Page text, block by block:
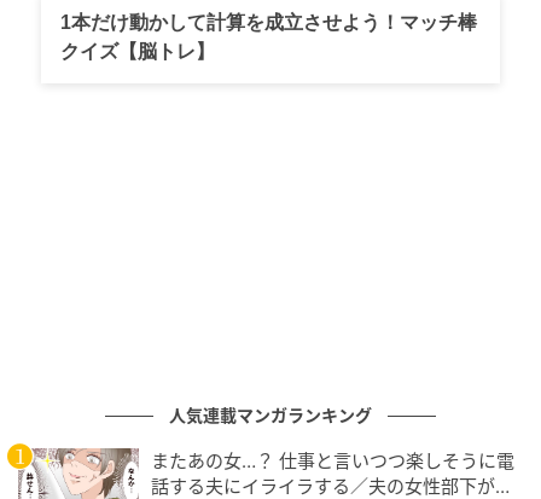
1本だけ動かして計算を成立させよう！マッチ棒
クイズ【脳トレ】
人気連載マンガランキング
またあの女…？ 仕事と言いつつ楽しそうに電
話する夫にイライラする／夫の女性部下が気